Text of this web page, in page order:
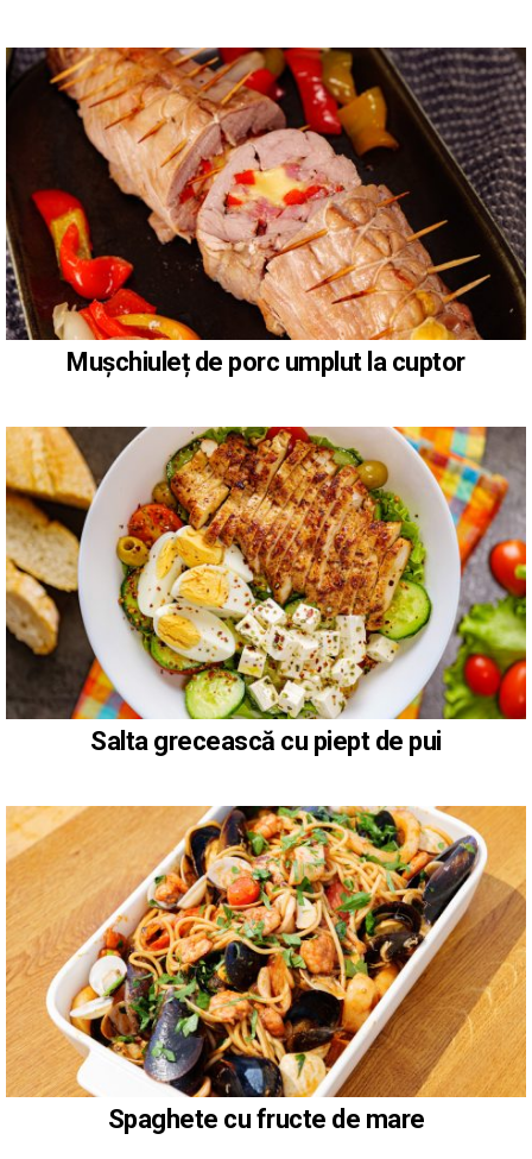
Mușchiuleț de porc umplut la cuptor
Salta grecească cu piept de pui
Spaghete cu fructe de mare